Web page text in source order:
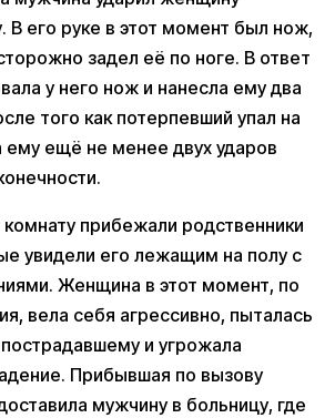
В его руке в этот момент был нож,
задел её по ноге. В ответ
у него нож и нанесла ему два
того как потерпевший упал на
ему ещё не менее двух ударов
прибежали родственники
увидели его лежащим на полу с
Женщина в этот момент, по
вела себя агрессивно, пыталась
и угрожала
Прибывшая по вызову
мужчину в больницу, где